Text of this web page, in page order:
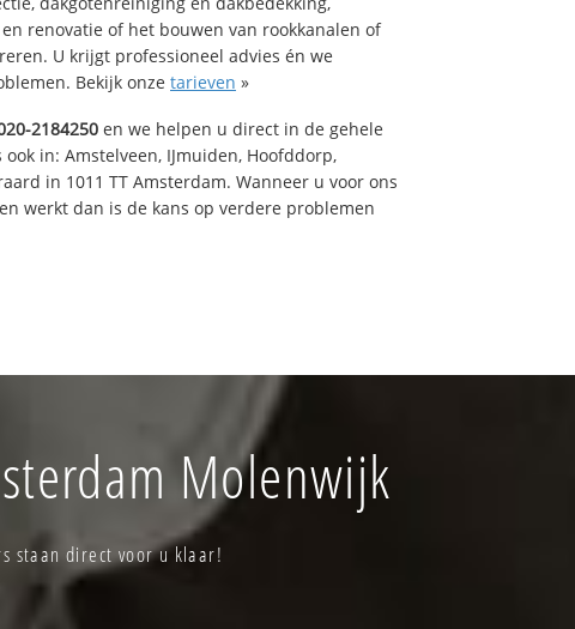
renovatie of het bouwen van rookkanalen of
U krijgt professioneel advies én we
Bekijk onze tarieven »
2184250 en we helpen u direct in de gehele
in: Amstelveen, IJmuiden, Hoofddorp,
in 1011 TT Amsterdam. Wanneer u voor ons
werkt dan is de kans op verdere problemen
Molenwijk
staan direct voor u klaar!